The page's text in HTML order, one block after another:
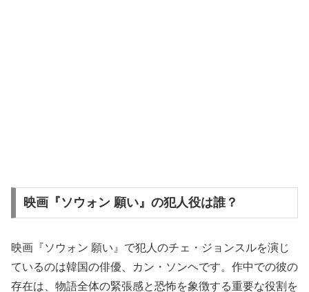
映画『ソウォン 願い』の犯人役は誰？
映画『ソウォン 願い』で犯人のチェ・ジョンスルを演じ
ているのは韓国の俳優、カン・ソンヘです。作中での彼の
存在は、物語全体の緊張感と恐怖を象徴する重要な役割を